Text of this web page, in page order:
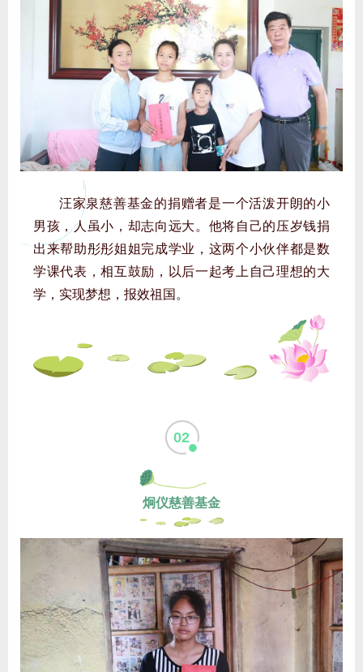
汪家泉慈善基金的捐赠者是一个活泼开朗的小
男孩，人虽小，却志向远大。他将自己的压岁钱捐
出来帮助彤彤姐姐完成学业，这两个小伙伴都是数
学课代表，相互鼓励，以后一起考上自己理想的大
学，实现梦想，报效祖国。
02
炯仪慈善基金